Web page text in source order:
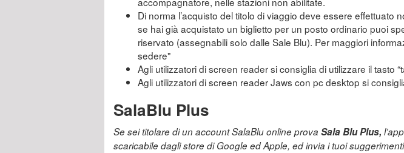
Di norma l’acquisto del titolo di viaggio deve essere effettuato
se hai già acquistato un biglietto per un posto ordinario puoi
riservato (assegnabili solo dalle Sale Blu). Per maggiori
sedere"
Agli utilizzatori di screen reader si consiglia di utilizzare il tasto
Agli utilizzatori di screen reader Jaws con pc desktop si
SalaBlu Plus
Se sei titolare di un account SalaBlu online prova Sala Blu Plus,
scaricabile dagli store di Google ed Apple, ed invia i tuoi